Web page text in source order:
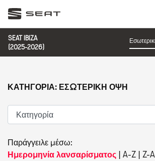
SEAT IBIZA
(2025-2026)
Παράγγειλε μέσω:
Ημερομηνία λανσαρίσματος | A-Z | Z-A
ΚΑΤΗΓΟΡΊΑ: ΕΣΩΤΕΡΙΚΉ ΌΨΗ